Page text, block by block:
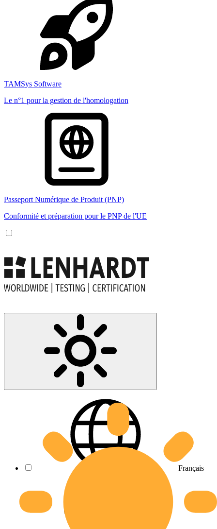
TAMSys Software
Le n°1 pour la gestion de l'homologation
Passeport Numérique de Produit (PNP)
Conformité et préparation pour le PNP de l'UE
Français